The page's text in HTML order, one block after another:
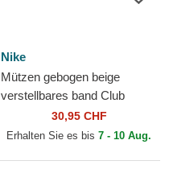
Nike
Mützen gebogen beige
verstellbares band Club
Unstructured Organic Cotton
der Boston Red Sox MLB...
30,95 CHF
Erhalten Sie es bis 7 - 10 Aug.